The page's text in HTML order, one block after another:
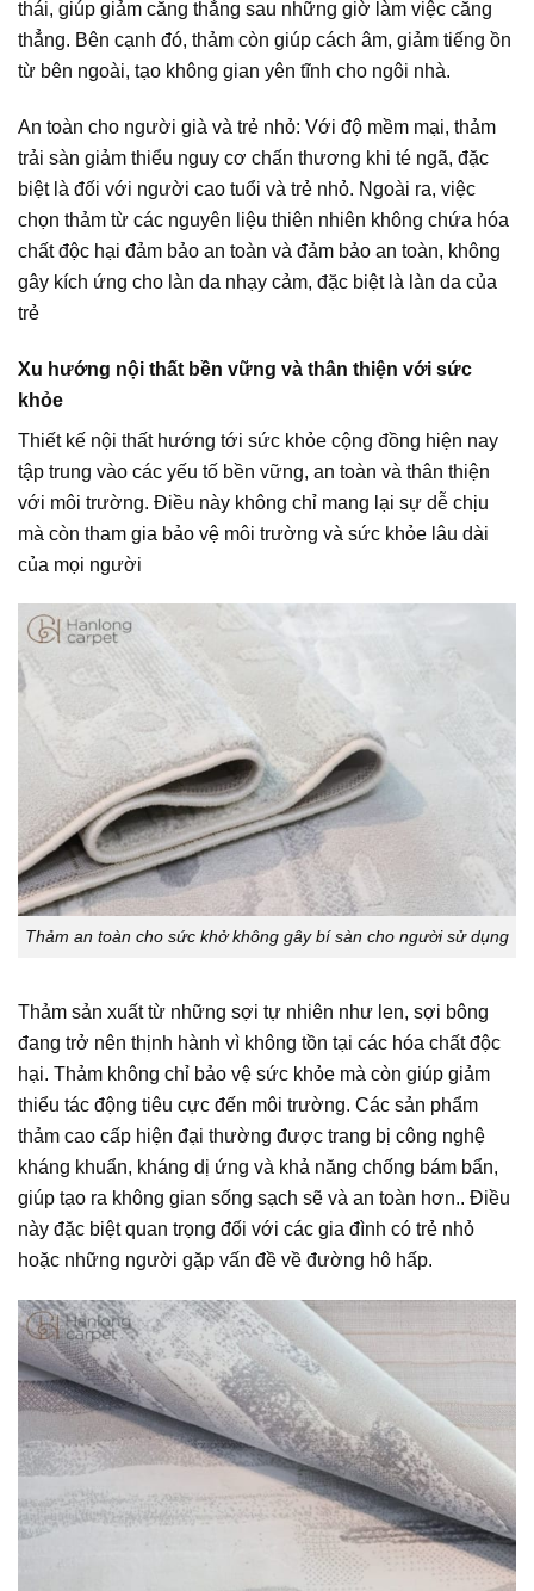
thái, giúp giảm căng thẳng sau những giờ làm việc căng
thẳng. Bên cạnh đó, thảm còn giúp cách âm, giảm tiếng ồn
từ bên ngoài, tạo không gian yên tĩnh cho ngôi nhà.
An toàn cho người già và trẻ nhỏ: Với độ mềm mại, thảm
trải sàn giảm thiểu nguy cơ chấn thương khi té ngã, đặc
biệt là đối với người cao tuổi và trẻ nhỏ. Ngoài ra, việc
chọn thảm từ các nguyên liệu thiên nhiên không chứa hóa
chất độc hại đảm bảo an toàn và đảm bảo an toàn, không
gây kích ứng cho làn da nhạy cảm, đặc biệt là làn da của
trẻ
Xu hướng nội thất bền vững và thân thiện với sức
khỏe
Thiết kế nội thất hướng tới sức khỏe cộng đồng hiện nay
tập trung vào các yếu tố bền vững, an toàn và thân thiện
với môi trường. Điều này không chỉ mang lại sự dễ chịu
mà còn tham gia bảo vệ môi trường và sức khỏe lâu dài
của mọi người
Thảm an toàn cho sức khở không gây bí sàn cho người sử dụng
Thảm sản xuất từ những sợi tự nhiên như len, sợi bông
đang trở nên thịnh hành vì không tồn tại các hóa chất độc
hại. Thảm không chỉ bảo vệ sức khỏe mà còn giúp giảm
thiểu tác động tiêu cực đến môi trường. Các sản phẩm
thảm cao cấp hiện đại thường được trang bị công nghệ
kháng khuẩn, kháng dị ứng và khả năng chống bám bẩn,
giúp tạo ra không gian sống sạch sẽ và an toàn hơn.. Điều
này đặc biệt quan trọng đối với các gia đình có trẻ nhỏ
hoặc những người gặp vấn đề về đường hô hấp.